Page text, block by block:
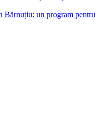
Bărnuțiu: un program pentru